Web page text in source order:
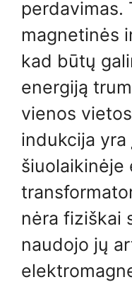
perdavimas.
magnetinės
kad būtų
energiją
vienos
indukcija yra
šiuolaikinėje
nėra fiziškai
naudojo jų